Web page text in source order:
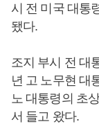
시 전 미국 대통
됐다.
조지 부시 전 대
년 고 노무현 대
노 대통령의 초
서 들고 왔다.